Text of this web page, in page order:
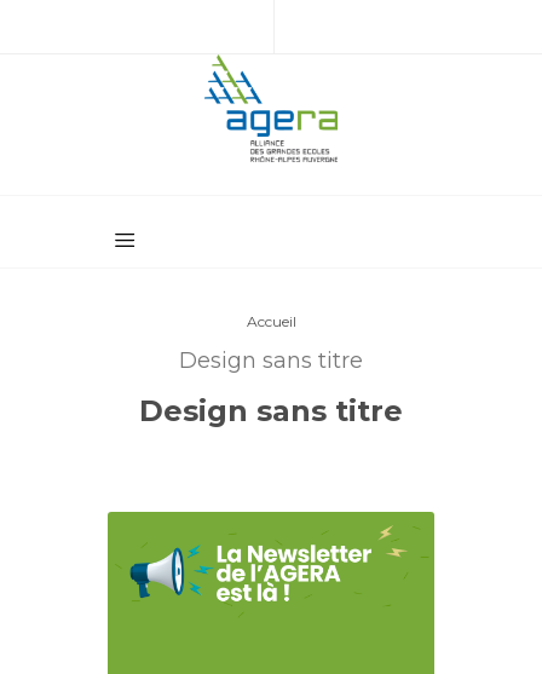
Accueil
Design sans titre
Design sans titre